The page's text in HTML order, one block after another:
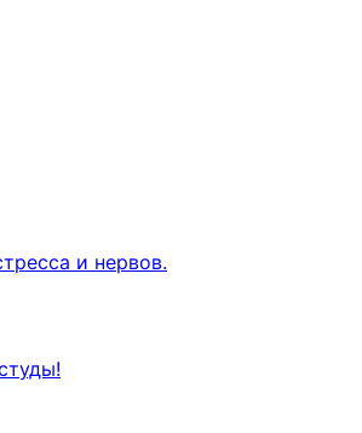
и нервов.